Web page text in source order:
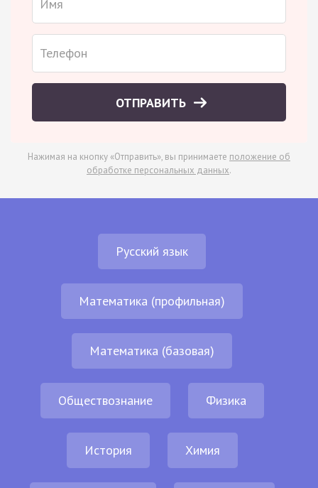
ОТПРАВИТЬ
Нажимая на кнопку «Отправить», вы принимаете положение об
обработке персональных данных.
Русский язык
Математика (профильная)
Математика (базовая)
Обществознание Физика
История Химия